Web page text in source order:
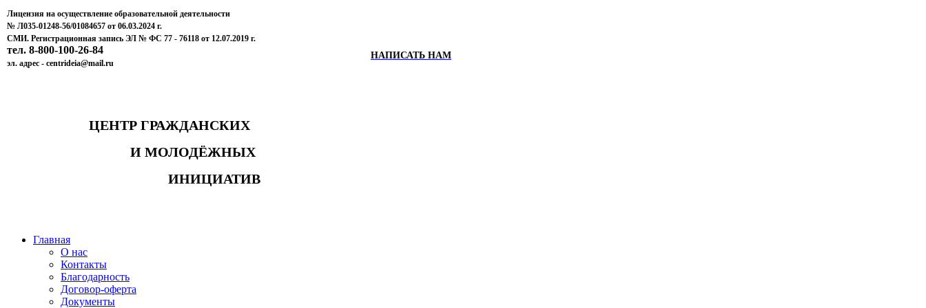
Лицензия на осуществление образовательной деятельности
№ Л035-01248-56/01084657 от 06.03.2024 г.
СМИ. Регистрационная запись ЭЛ № ФС 77 - 76118 от 12.07.2019 г.
тел. 8-800-100-26-84
эл. адрес - centrideia@mail.ru
НАПИСАТЬ НАМ
ЦЕНТР ГРАЖДАНСКИХ
И МОЛОДЁЖНЫХ
ИНИЦИАТИВ
Главная
О нас
Контакты
Благодарность
Договор-оферта
Документы